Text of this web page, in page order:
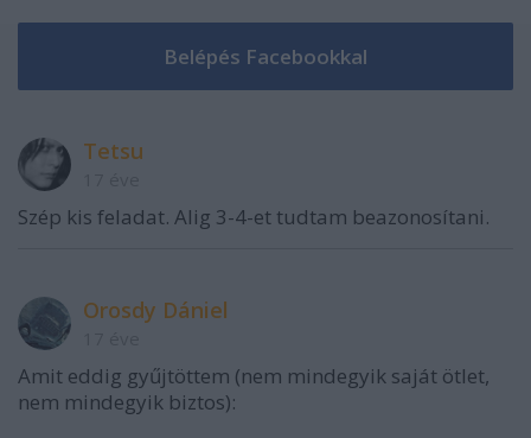
Tetsu
Szép kis feladat. Alig 3-4-et tudtam beazonosítani.
Orosdy Dániel
Amit eddig gyűjtöttem (nem mindegyik saját ötlet,
nem mindegyik biztos):